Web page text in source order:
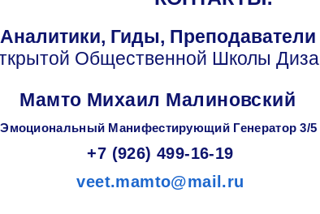
Аналитики, Гиды,
Общественной Школы
Мамто Михаил Малиновский
Эмоциональный МанифестирующийГенератор 3/5
+7 (926) 499-16-19
veet.mamto@mail.ru